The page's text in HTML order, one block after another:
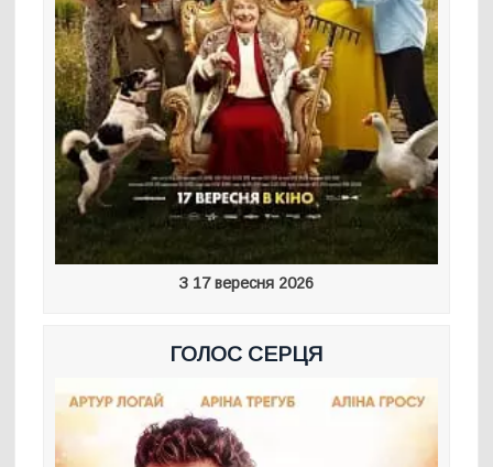
З 17 вересня 2026
ГОЛОС СЕРЦЯ